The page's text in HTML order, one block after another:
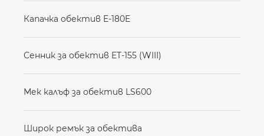
Капачка обектив E-180E
Сенник за обектив ET-155 (WIII)
Мек калъф за обектив LS600
Широк ремък за обектива